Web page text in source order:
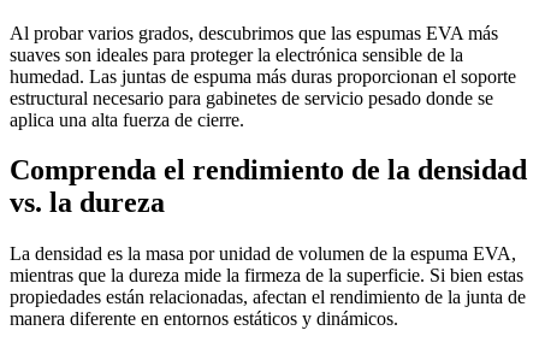
Al probar varios grados, descubrimos que las espumas EVA más
suaves son ideales para proteger la electrónica sensible de la
humedad. Las juntas de espuma más duras proporcionan el soporte
estructural necesario para gabinetes de servicio pesado donde se
aplica una alta fuerza de cierre.
Comprenda el rendimiento de la densidad
vs. la dureza
La densidad es la masa por unidad de volumen de la espuma EVA,
mientras que la dureza mide la firmeza de la superficie. Si bien estas
propiedades están relacionadas, afectan el rendimiento de la junta de
manera diferente en entornos estáticos y dinámicos.